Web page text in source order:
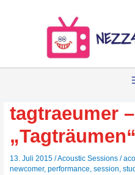
tagtraeumer –
13. Juli 2015/Acoustic Sessions /
newcomer,performance,session,